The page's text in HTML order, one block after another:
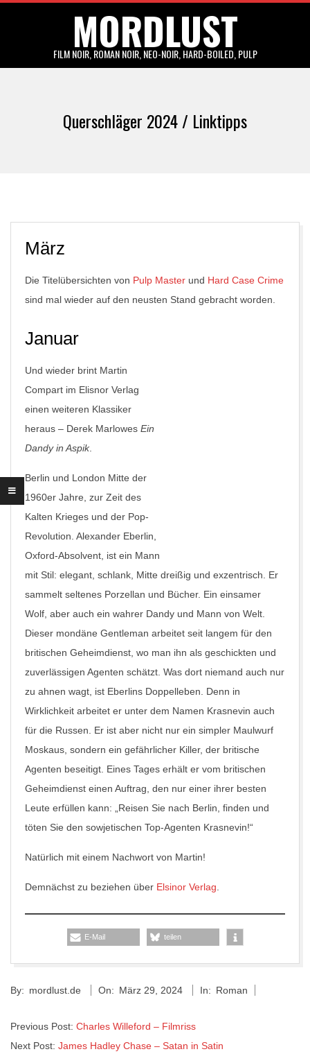
MORDLUST
FILM NOIR, ROMAN NOIR, NEO-NOIR, HARD-BOILED, PULP
Querschläger 2024 / Linktipps
März
Die Titelübersichten von Pulp Master und Hard Case Crime
sind mal wieder auf den neusten Stand gebracht worden.
Januar
Und wieder brint Martin
Compart im Elisnor Verlag
einen weiteren Klassiker
heraus – Derek Marlowes Ein
Dandy in Aspik.
Berlin und London Mitte der
1960er Jahre, zur Zeit des
Kalten Krieges und der Pop-
Revolution. Alexander Eberlin,
Oxford-Absolvent, ist ein Mann
mit Stil: elegant, schlank, Mitte dreißig und exzentrisch. Er
sammelt seltenes Porzellan und Bücher. Ein einsamer
Wolf, aber auch ein wahrer Dandy und Mann von Welt.
Dieser mondäne Gentleman arbeitet seit langem für den
britischen Geheimdienst, wo man ihn als geschickten und
zuverlässigen Agenten schätzt. Was dort niemand auch nur
zu ahnen wagt, ist Eberlins Doppelleben. Denn in
Wirklichkeit arbeitet er unter dem Namen Krasnevin auch
für die Russen. Er ist aber nicht nur ein simpler Maulwurf
Moskaus, sondern ein gefährlicher Killer, der britische
Agenten beseitigt. Eines Tages erhält er vom britischen
Geheimdienst einen Auftrag, den nur einer ihrer besten
Leute erfüllen kann: „Reisen Sie nach Berlin, finden und
töten Sie den sowjetischen Top-Agenten Krasnevin!“
Natürlich mit einem Nachwort von Martin!
Demnächst zu beziehen über Elsinor Verlag
E-Mail teilen
03-
By: mordlust.de On: März 29, 2024 In: Roman
Previous Post: Charles Willeford – Filmriss
Next Post: James Hadley Chase – Satan in Satin